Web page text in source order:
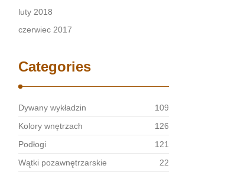
luty 2018
czerwiec 2017
Categories
Dywany wykładzin
109
Kolory wnętrzach
126
Podłogi
121
Wątki pozawnętrzarskie
22